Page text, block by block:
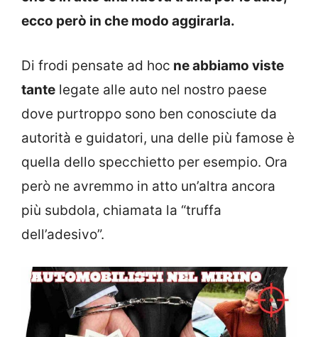
ecco però in che modo aggirarla.
Di frodi pensate ad hoc ne abbiamo viste
tante legate alle auto nel nostro paese
dove purtroppo sono ben conosciute da
autorità e guidatori, una delle più famose è
quella dello specchietto per esempio. Ora
però ne avremmo in atto un’altra ancora
più subdola, chiamata la “truffa
dell’adesivo”.